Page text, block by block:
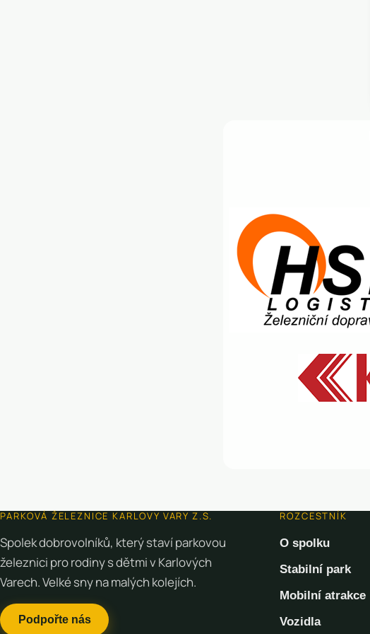
PARKOVÁ ŽELEZNICE KARLOVY VARY Z.S.
Spolek dobrovolníků, který staví parkovou
železnici pro rodiny s dětmi v Karlových
Varech. Velké sny na malých kolejích.
Podpořte nás
ROZCESTNÍK
O spolku
Stabilní park
Mobilní atrakce
Vozidla